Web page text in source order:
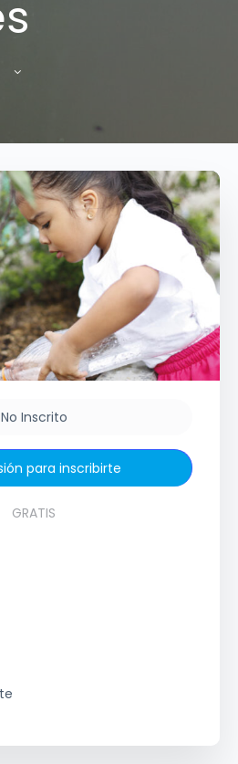
No Inscrito
para inscribirte
GRATIS